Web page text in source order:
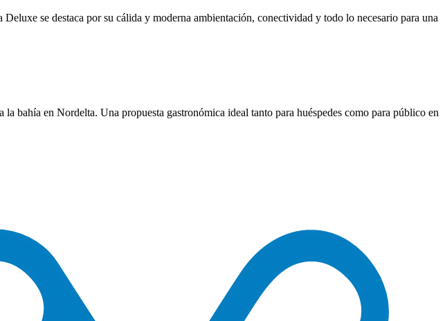
se destaca por su cálida y moderna ambientación, conectividad y todo lo necesario para una
bahía en Nordelta. Una propuesta gastronómica ideal tanto para huéspedes como para público en